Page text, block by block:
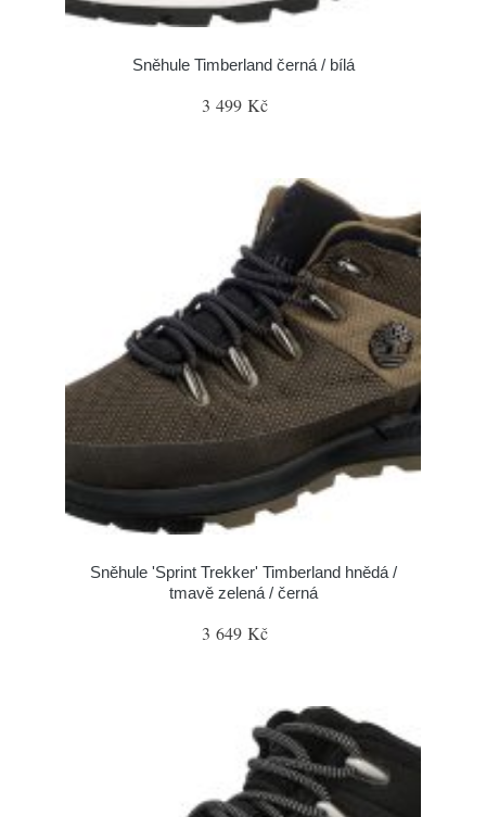
Sněhule Timberland černá / bílá
3 499 Kč
Sněhule 'Sprint Trekker' Timberland hnědá /
tmavě zelená / černá
3 649 Kč